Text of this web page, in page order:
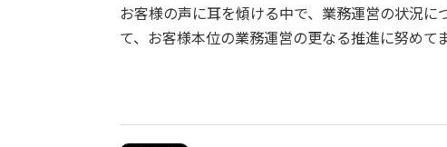
お客様の声に耳を傾ける中で、業務運営の状況
て、お客様本位の業務運営の更なる推進に努めて